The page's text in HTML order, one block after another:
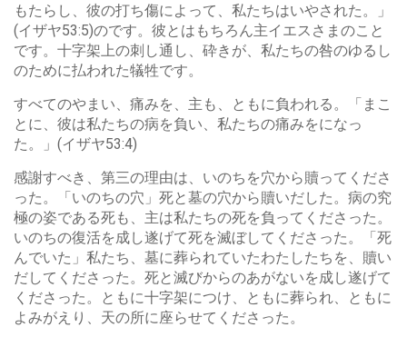
もたらし、彼の打ち傷によって、私たちはいやされた。」
(イザヤ53:5)のです。彼とはもちろん主イエスさまのこと
です。十字架上の刺し通し、砕きが、私たちの咎のゆるし
のために払われた犠牲です。
すべてのやまい、痛みを、主も、ともに負われる。「まこ
とに、彼は私たちの病を負い、私たちの痛みをになっ
た。」(イザヤ53:4)
感謝すべき、第三の理由は、いのちを穴から贖ってくださ
った。「いのちの穴」死と墓の穴から贖いだした。病の究
極の姿である死も、主は私たちの死を負ってくださった。
いのちの復活を成し遂げて死を滅ぼしてくださった。「死
んでいた」私たち、墓に葬られていたわたしたちを、贖い
だしてくださった。死と滅びからのあがないを成し遂げて
くださった。ともに十字架につけ、ともに葬られ、ともに
よみがえり、天の所に座らせてくださった。